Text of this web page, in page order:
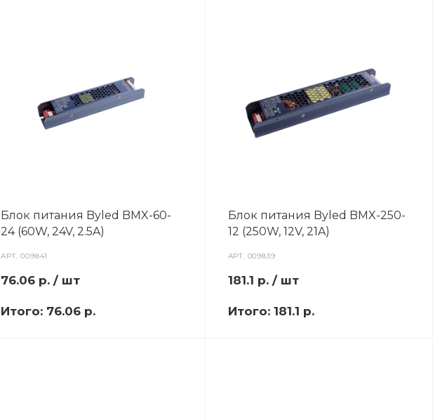
Блок питания Byled BMX-60-
24 (60W, 24V, 2.5A)
АРТ.009841
76.06 р. / шт
Итого: 76.06 р.
Блок питания Byled BMX-250-
12 (250W, 12V, 21A)
АРТ. 009839
181.1 р./ шт
Итого: 181.1 р.